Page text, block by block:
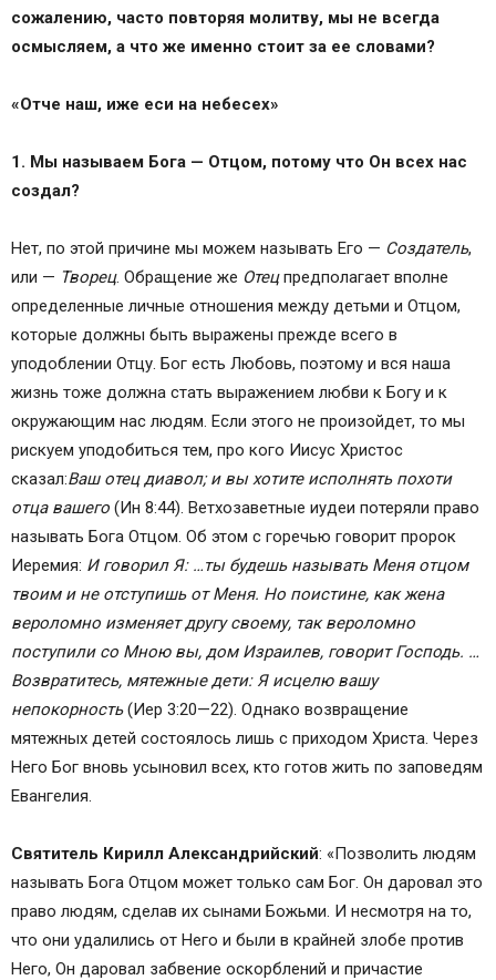
сожалению, часто повторяя молитву, мы не всегда
осмысляем, а что же именно стоит за ее словами?
«Отче наш, иже еси на небесех»
1. Мы называем Бога — Отцом, потому что Он всех нас
создал?
Нет, по этой причине мы можем называть Его — Создатель,
или — Творец. Обращение же Отецпредполагает вполне
определенные личные отношения между детьми и Отцом,
которые должны быть выражены прежде всего в
уподоблении Отцу. Бог есть Любовь, поэтому и вся наша
жизнь тоже должна стать выражением любви к Богу и к
окружающим нас людям. Если этого не произойдет, то мы
рискуем уподобиться тем, про кого Иисус Христос
сказал:Ваш отец диавол; и вы хотите исполнять похоти
отца вашего (Ин 8:44). Ветхозаветные иудеи потеряли право
называть Бога Отцом. Об этом с горечью говорит пророк
Иеремия: И говорил Я: …ты будешь называть Меня отцом
твоим и не отступишь от Меня. Но поистине, как жена
вероломно изменяет другу своему, так вероломно
поступили со Мною вы, дом Израилев, говорит Господь. …
Возвратитесь, мятежные дети: Я исцелю вашу
непокорность(Иер 3:20—22). Однако возвращение
мятежных детей состоялось лишь с приходом Христа. Через
Него Бог вновь усыновил всех, кто готов жить по заповедям
Евангелия.
Святитель Кирилл Александрийский: «Позволить людям
называть Бога Отцом может только сам Бог. Он даровал это
право людям, сделав их сынами Божьми. И несмотря на то,
что они удалились от Него и были в крайней злобе против
Него, Он даровал забвение оскорблений и причастие